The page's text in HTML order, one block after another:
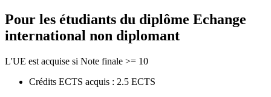
Pour les étudiants du diplôme Echange
international non diplomant
L'UE est acquise si Note finale >= 10
Crédits ECTS acquis : 2.5 ECTS